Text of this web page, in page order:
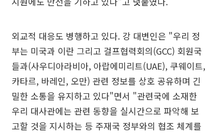
외교적 대응도 병행하고 있다. 강 대변인은 "우리 정
부는 미국과 이란 그리고 걸프협력회의(GCC) 회원국
들과(사우디아라비아, 아랍에미리트(UAE), 쿠웨이트,
카타르, 바레인, 오만) 관련 정보를 상호 공유하며 긴
밀한 소통을 유지하고 있다"면서 "관련국에 소재한
우리 대사관에는 관련 동향을 실시간으로 파악해 보
고할 것을 지시하는 등 주재국 정부와의 협조 체계를